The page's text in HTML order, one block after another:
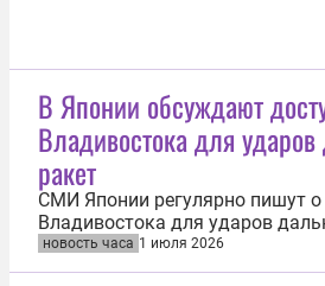
В Японии обсуждают
Владивостока для
ракет
СМИ Японии регулярно пишут о
Владивостока для ударов
или бомбардировщиков США на
Об этом рассказал и. о.
новость часа 1 июля 2026